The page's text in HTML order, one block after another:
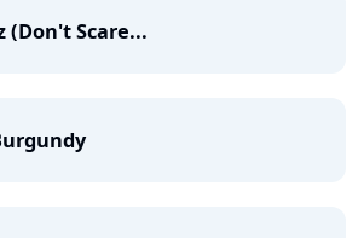
(Don't Scare...